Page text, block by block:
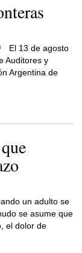
El 13 de agosto
Auditores y
Argentina de
un adulto se
se asume que
el dolor de